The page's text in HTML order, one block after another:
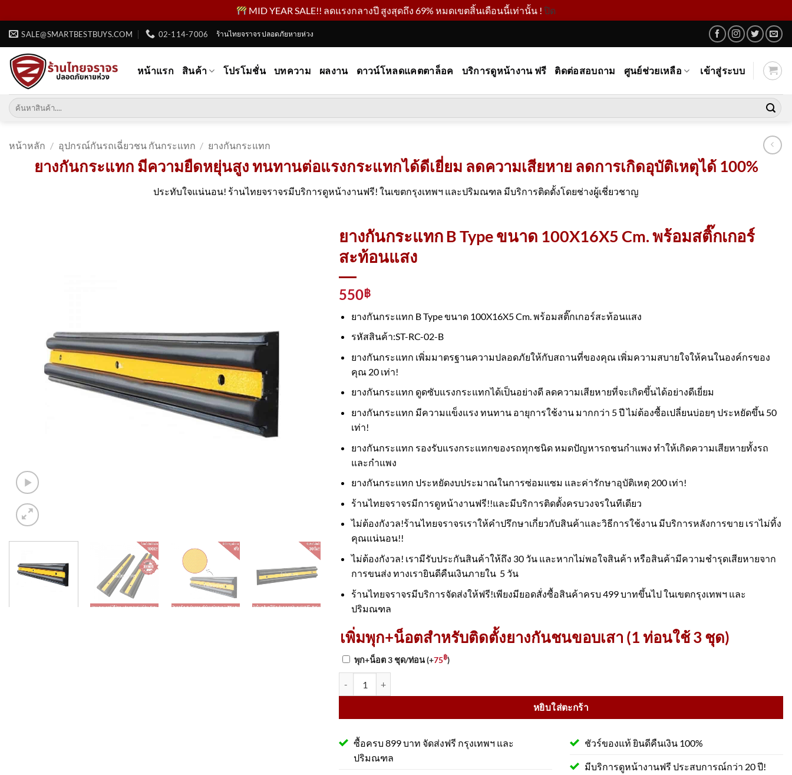
MID YEAR SALE!! ลดแรงกลางปี สูงสุดถึง 69% หมดเขตสิ้นเดือนนี้เท่านั้น !ปิด
ข้าม
เนื้อหา
SALE@SMARTBESTBUYS.COM 02-114-7006 ร้านไทยจราจร ปลอดภัยหายห่วง
หน้าแรก สินค้า โปรโมชั่น บทความ ผลงาน ดาวน์โหลดแคตตาล็อค บริการดูหน้างาน ฟรี ติดต่อสอบถาม ศูนย์ช่วยเหลือ เข้าสู่ระบบ
ค้นหา:
หน้าหลัก / อุปกรณ์กันรถเฉี่ยวชน กันกระแทก / ยางกันกระแทก
ยางกันกระแทก มีความยืดหยุ่นสูง ทนทานต่อแรงกระแทกได้ดีเยี่ยม ลดความเสียหาย ลดการเกิดอุบัติเหตุได้ 100%
ประทับใจแน่นอน! ร้านไทยจราจรมีบริการดูหน้างานฟรี! ในเขตกรุงเทพฯ และปริมณฑล มีบริการติดตั้งโดยช่างผู้เชี่ยวชาญ
ยางกันกระแทก B Type ขนาด 100X16X5 Cm. พร้อมสติ๊กเกอร์
สะท้อนแสง
550฿
ยางกันกระแทก B Type ขนาด 100X16X5 Cm. พร้อมสติ๊กเกอร์สะท้อนแสง
รหัสสินค้า:ST-RC-02-B
ยางกันกระแทก เพิ่มมาตรฐานความปลอดภัยให้กับสถานที่ของคุณ เพิ่มความสบายใจให้คนในองค์กรของ
คุณ 20 เท่า!
ยางกันกระแทก ดูดซับแรงกระแทกได้เป็นอย่างดี ลดความเสียหายที่จะเกิดขึ้นได้อย่างดีเยี่ยม
ยางกันกระแทก มีความแข็งแรง ทนทาน อายุการใช้งาน มากกว่า 5 ปี ไม่ต้องซื้อเปลี่ยนบ่อยๆ ประหยัดขึ้น 50
เท่า!
ยางกันกระแทก รองรับแรงกระแทกของรถทุกชนิด หมดปัญหารถชนกำแพง ทำให้เกิดความเสียหายทั้งรถ
และกำแพง
ยางกันกระแทก ประหยัดงบประมาณในการซ่อมแซม และค่ารักษาอุบัติเหตุ 200 เท่า!
ร้านไทยจราจรมีการดูหน้างานฟรี!!และมีบริการติดตั้งครบวงจรในทีเดียว
ไม่ต้องกังวล!ร้านไทยจราจรเราให้คำปรึกษาเกี่ยวกับสินค้าและวิธีการใช้งาน มีบริการหลังการขาย เราไม่ทิ้ง
คุณแน่นอน!!
ไม่ต้องกังวล! เรามีรับประกันสินค้าให้ถึง 30 วัน และหากไม่พอใจสินค้า หรือสินค้ามีความชำรุดเสียหายจาก
การขนส่ง ทางเรายินดีคืนเงินภายใน 5 วัน
ร้านไทยจราจรมีบริการจัดส่งให้ฟรี!เพียงมียอดสั่งซื้อสินค้าครบ 499 บาทขึ้นไป ในเขตกรุงเทพฯ และ
ปริมณฑล
เพิ่มพุก+น็อตสำหรับติดตั้งยางกันชนขอบเสา (1 ท่อนใช้ 3 ชุด)
พุก+น็อต 3 ชุด/ท่อน(+75฿)
หยิบใส่ตะกร้า
ซื้อครบ 899 บาท จัดส่งฟรี กรุงเทพฯ และ
ปริมณฑล
ชัวร์ของแท้ ยินดีคืนเงิน 100%
มีบริการดูหน้างานฟรี ประสบการณ์กว่า 20 ปี!